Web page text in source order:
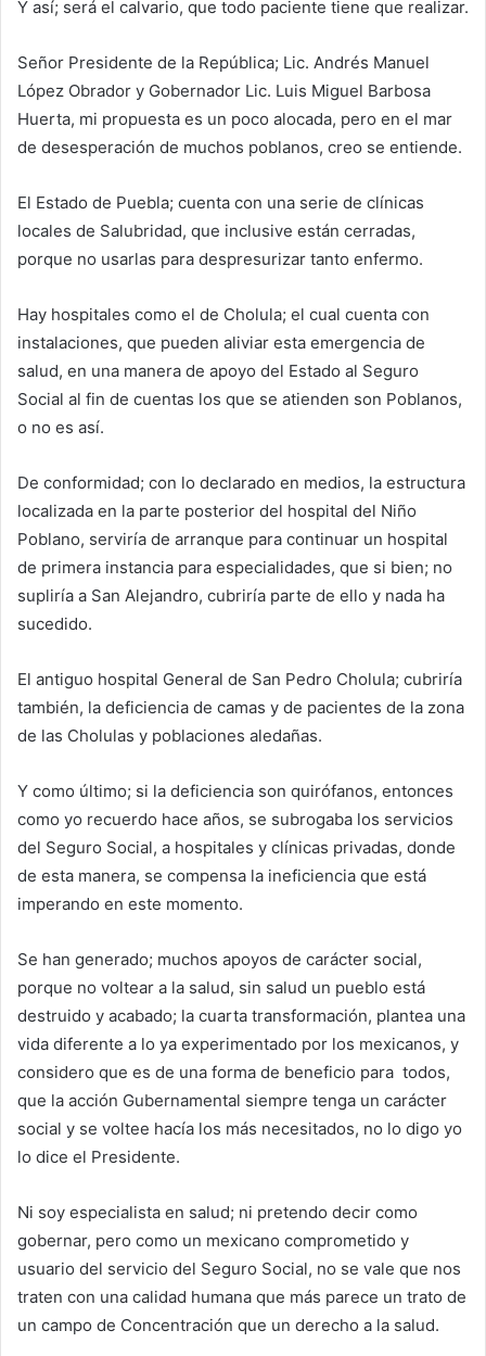
Y así; será el calvario, que todo paciente tiene que realizar.
Señor Presidente de la República; Lic. Andrés Manuel
López Obrador y Gobernador Lic. Luis Miguel Barbosa
Huerta, mi propuesta es un poco alocada, pero en el mar
de desesperación de muchos poblanos, creo se entiende.
El Estado de Puebla; cuenta con una serie de clínicas
locales de Salubridad, que inclusive están cerradas,
porque no usarlas para despresurizar tanto enfermo.
Hay hospitales como el de Cholula; el cual cuenta con
instalaciones, que pueden aliviar esta emergencia de
salud, en una manera de apoyo del Estado al Seguro
Social al fin de cuentas los que se atienden son Poblanos,
o no es así.
De conformidad; con lo declarado en medios, la estructura
localizada en la parte posterior del hospital del Niño
Poblano, serviría de arranque para continuar un hospital
de primera instancia para especialidades, que si bien; no
supliría a San Alejandro, cubriría parte de ello y nada ha
sucedido.
El antiguo hospital General de San Pedro Cholula; cubriría
también, la deficiencia de camas y de pacientes de la zona
de las Cholulas y poblaciones aledañas.
Y como último; si la deficiencia son quirófanos, entonces
como yo recuerdo hace años, se subrogaba los servicios
del Seguro Social, a hospitales y clínicas privadas, donde
de esta manera, se compensa la ineficiencia que está
imperando en este momento.
Se han generado; muchos apoyos de carácter social,
porque no voltear a la salud, sin salud un pueblo está
destruido y acabado; la cuarta transformación, plantea una
vida diferente a lo ya experimentado por los mexicanos, y
considero que es de una forma de beneficio para todos,
que la acción Gubernamental siempre tenga un carácter
social y se voltee hacía los más necesitados, no lo digo yo
lo dice el Presidente.
Ni soy especialista en salud; ni pretendo decir como
gobernar, pero como un mexicano comprometido y
usuario del servicio del Seguro Social, no se vale que nos
traten con una calidad humana que más parece un trato de
un campo de Concentración que un derecho a la salud.